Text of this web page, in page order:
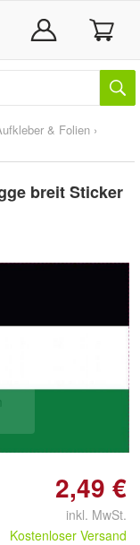
& Folien ›
breit Sticker
2,49 €
inkl. MwSt.
Kostenloser Versand